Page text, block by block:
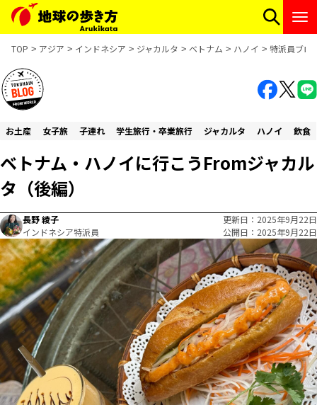
TOP アジア インドネシア ジャカルタ ベトナム ハノイ 特派員ブロ
お土産 女子旅 子連れ 学生旅行・卒業旅行 ジャカルタ ハノイ 飲食
ベトナム・ハノイに行こうFromジャカル
タ（後編）
長野 綾子
インドネシア特派員
更新日
2025年9月22日
公開日
2025年9月22日